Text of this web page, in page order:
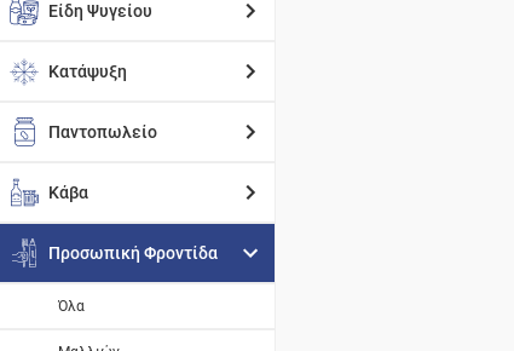
Είδη Ψυγείου
Κατάψυξη
Παντοπωλείο
Κάβα
Προσωπική Φροντίδα
Όλα